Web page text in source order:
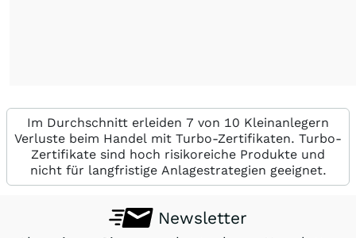
Im Durchschnitt erleiden 7 von 10 Kleinanlegern
Verluste beim Handel mit Turbo-Zertifikaten. Turbo-
Zertifikate sind hoch risikoreiche Produkte und
nicht für langfristige Anlagestrategien geeignet.
Newsletter